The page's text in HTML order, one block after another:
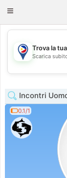
Toggle
💖
Trova la
Scarica
Incontri
0.1/1